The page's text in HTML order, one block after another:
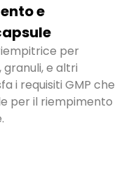
e
per
e altri
i requisiti GMP che
per il riempimento